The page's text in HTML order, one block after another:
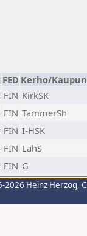
FED Kerho/
FIN KirkSK
FIN TammerSh
FIN I-HSK
FIN LahS
FIN G
2026 Heinz Herzog,